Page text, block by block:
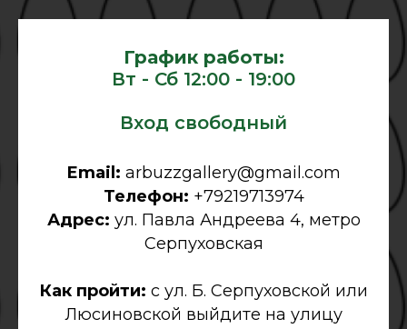
График работы:
Вт - Сб 12:00 - 19:00
Вход свободный
Email: arbuzzgallery@gmail.com
Телефон: +79219713974
Адрес: ул. Павла Андреева 4, метро
Серпуховская
Как пройти: с ул. Б. Серпуховской или
Люсиновской выйдите на улицу